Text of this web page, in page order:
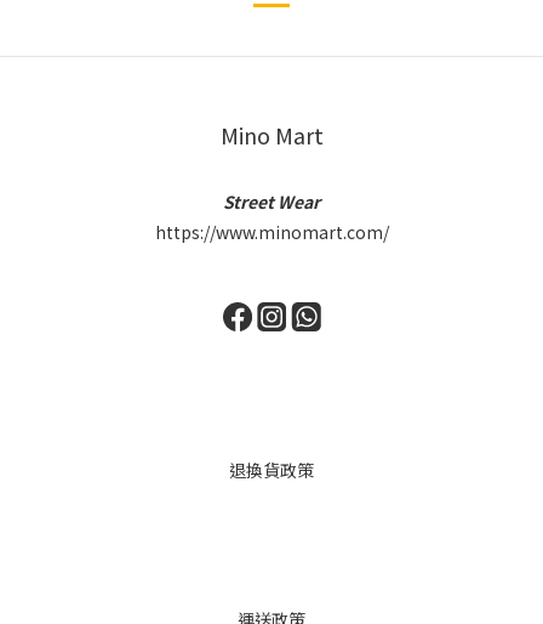
Mino Mart
Street Wear
https://www.minomart.com/
退換貨政策
運送政策